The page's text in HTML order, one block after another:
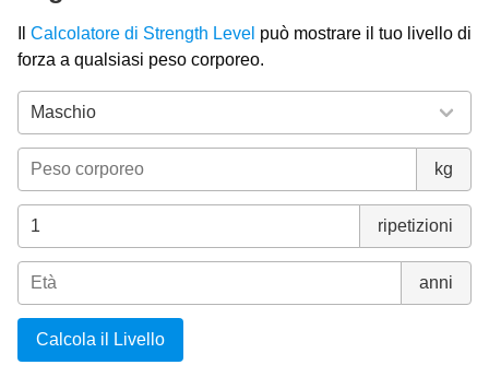
Calcolatore di Strength Level può mostrare il tuo livello di
forza a qualsiasi peso corporeo.
kg
ripetizioni
anni
Calcola il Livello